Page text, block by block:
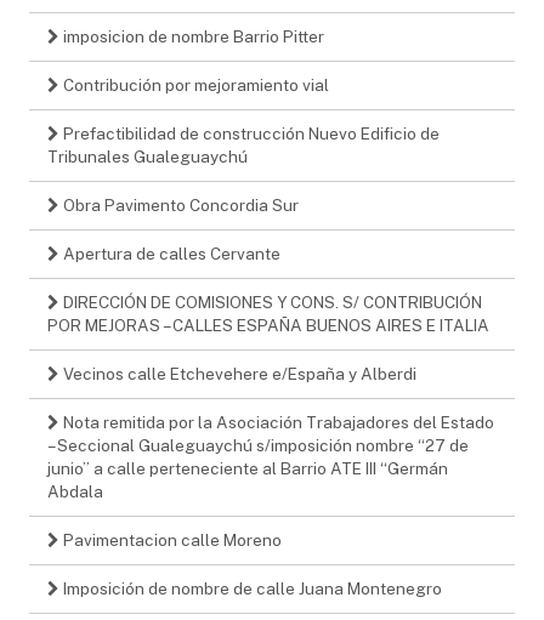
imposicion de nombre Barrio Pitter
Contribución por mejoramiento vial
Prefactibilidad de construcción Nuevo Edificio de
Tribunales Gualeguaychú
Obra Pavimento Concordia Sur
Apertura de calles Cervante
DIRECCIÓN DE COMISIONES Y CONS. S/ CONTRIBUCIÓN
POR MEJORAS – CALLES ESPAÑA BUENOS AIRES E ITALIA
Vecinos calle Etchevehere e/España y Alberdi
Nota remitida por la Asociación Trabajadores del Estado
– Seccional Gualeguaychú s/imposición nombre “27 de
junio” a calle perteneciente al Barrio ATE III “Germán
Abdala
Pavimentacion calle Moreno
Imposición de nombre de calle Juana Montenegro